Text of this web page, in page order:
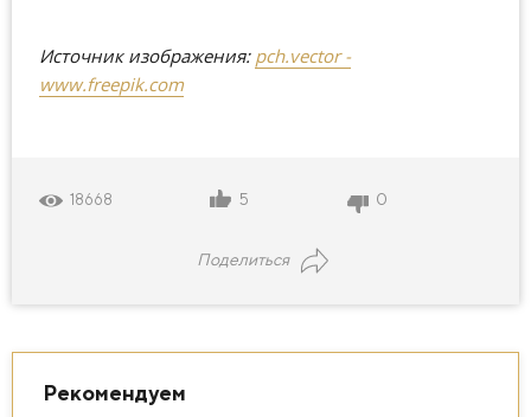
Источник изображения: pch.vector -
www.freepik.com
18668 5 0
Поделиться
Рекомендуем